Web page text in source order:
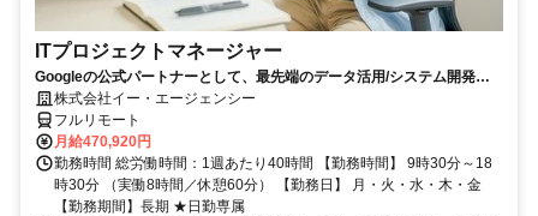
ITプロジェクトマネージャー
Googleの公式パートナーとして、最先端のデータ活用/システム開発プ
ロジェクマネージャー募集（土日祝休）
株式会社イー・エージェンシー
フルリモート
月給470,920円
勤務時間 総労働時間：1週あたり40時間 【勤務時間】 9時30分～18
時30分 （実働8時間／休憩60分） 【勤務日】 月・火・水・木・金
【勤務期間】長期 ★日勤専属